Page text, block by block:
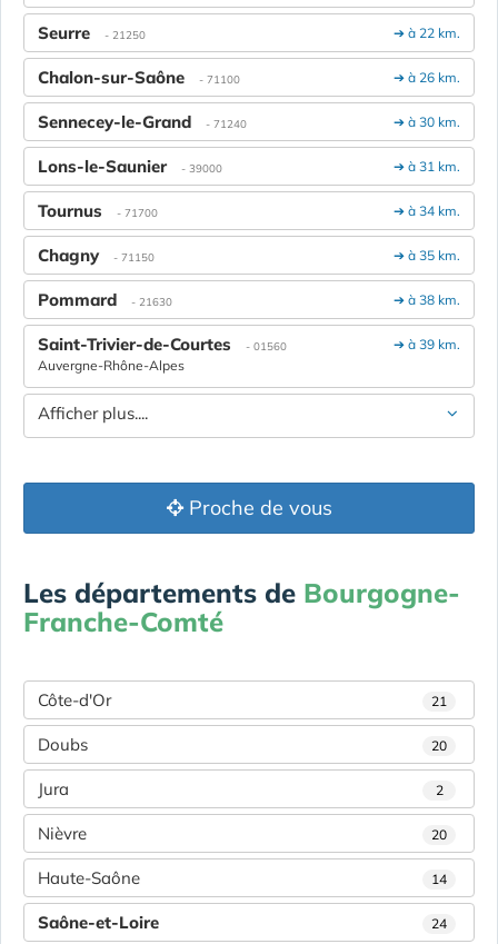
➔ à 22 km.
Seurre - 21250
➔ à 26 km.
Chalon-sur-Saône - 71100
➔ à 30 km.
Sennecey-le-Grand - 71240
➔ à 31 km.
Lons-le-Saunier - 39000
➔ à 34 km.
Tournus - 71700
➔ à 35 km.
Chagny - 71150
➔ à 38 km.
Pommard - 21630
➔ à 39 km.
Saint-Trivier-de-Courtes - 01560
Auvergne-Rhône-Alpes
Afficher plus....
Proche de vous
Les départements de Bourgogne-
Franche-Comté
Côte-d'Or 21
Doubs 20
Jura 2
Nièvre 20
Haute-Saône 14
Saône-et-Loire 24